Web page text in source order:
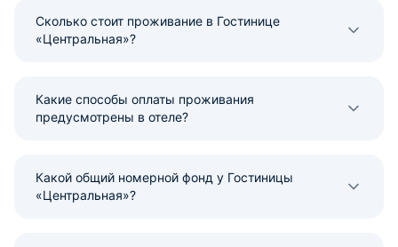
Сколько стоит проживание в Гостинице
«Центральная»?
Какие способы оплаты проживания
предусмотрены в отеле?
Какой общий номерной фонд у Гостиницы
«Центральная»?